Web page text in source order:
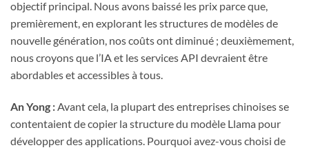
objectif principal. Nous avons baissé les prix parce que,
premièrement, en explorant les structures de modèles de
nouvelle génération, nos coûts ont diminué ; deuxièmement,
nous croyons que l’IA et les services API devraient être
abordables et accessibles à tous.
An Yong : Avant cela, la plupart des entreprises chinoises se
contentaient de copier la structure du modèle Llama pour
développer des applications. Pourquoi avez-vous choisi de